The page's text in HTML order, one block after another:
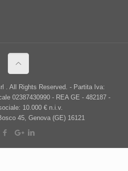
. All Rights Reserved. - Partita Iva:
02387430990 - REA GE - 482187 -
10.000 € n.i.v.
45, Genova (GE) 16121